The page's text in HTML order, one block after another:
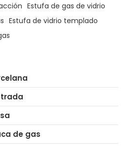
Estufa de gas de vidrio
Estufa de vidrio templado
de gas